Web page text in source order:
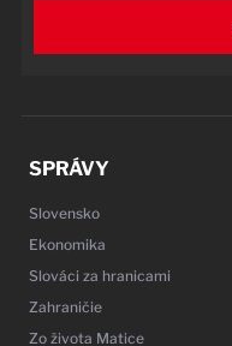
SPRÁVY
Slovensko
Ekonomika
Slováci za hranicami
Zahraničie
Zo života Matice